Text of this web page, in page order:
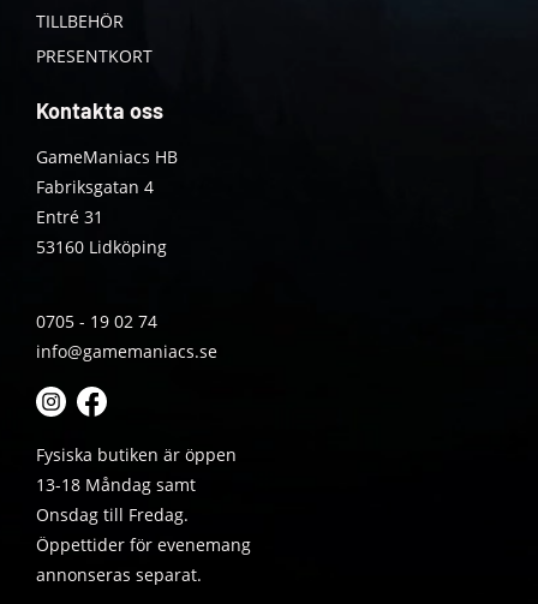
TILLBEHÖR
PRESENTKORT
Kontakta oss
GameManiacs HB
Fabriksgatan 4
Entré 31
53160 Lidköping
0705 - 19 02 74
info@gamemaniacs.se
Fysiska butiken är öppen
13-18 Måndag samt
Onsdag till Fredag.
Öppettider för evenemang
annonseras separat.